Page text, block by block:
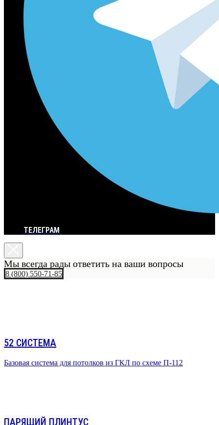
ТЕЛЕГРАМ
Мы всегда рады ответить на ваши вопросы
8 (800) 550-71-85
52 СИСТЕМА
Базовая система для потолков из ГКЛ по схеме П-112
ПАРЯЩИЙ ПЛИНТУС